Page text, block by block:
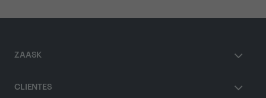
ZAASK
CLIENTES